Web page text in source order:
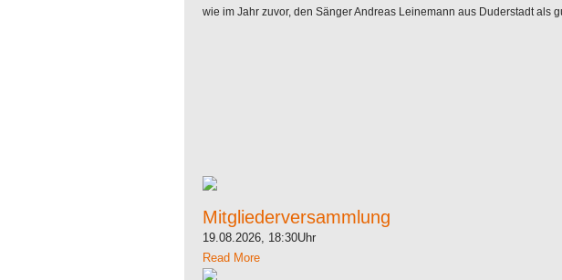
wie im Jahr zuvor, den Sänger Andreas Leinemann aus Duderstadt als
Mitgliederversammlung
19.08.2026, 18:30Uhr
Read More